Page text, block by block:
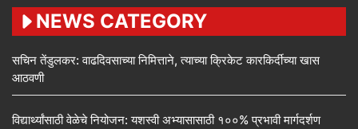
NEWS CATEGORY
सचिन तेंडुलकर: वाढदिवसाच्या निमित्ताने, त्याच्या क्रिकेट कारकिर्दीच्या खास
आठवणी
विद्यार्थ्यांसाठी वेळेचे नियोजन: यशस्वी अभ्यासासाठी १००% प्रभावी मार्गदर्शण